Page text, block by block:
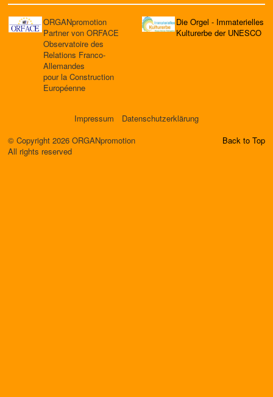
ORGANpromotion
Partner von ORFACE
Observatoire des
Relations Franco-
Allemandes
pour la Construction
Européenne
Die Orgel - Immaterielles
Kulturerbe der UNESCO
Impressum
Datenschutzerklärung
© Copyright 2026 ORGANpromotion
All rights reserved
Back to Top